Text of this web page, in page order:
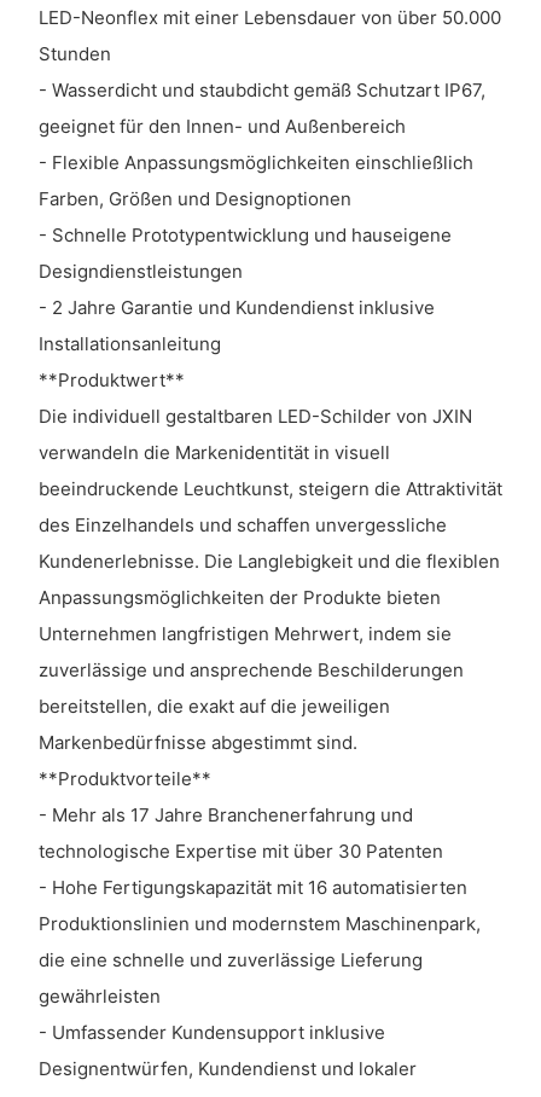
LED-Neonflex mit einer Lebensdauer von über 50.000
Stunden
- Wasserdicht und staubdicht gemäß Schutzart IP67,
geeignet für den Innen- und Außenbereich
- Flexible Anpassungsmöglichkeiten einschließlich
Farben, Größen und Designoptionen
- Schnelle Prototypentwicklung und hauseigene
Designdienstleistungen
- 2 Jahre Garantie und Kundendienst inklusive
Installationsanleitung
**Produktwert**
Die individuell gestaltbaren LED-Schilder von JXIN
verwandeln die Markenidentität in visuell
beeindruckende Leuchtkunst, steigern die Attraktivität
des Einzelhandels und schaffen unvergessliche
Kundenerlebnisse. Die Langlebigkeit und die flexiblen
Anpassungsmöglichkeiten der Produkte bieten
Unternehmen langfristigen Mehrwert, indem sie
zuverlässige und ansprechende Beschilderungen
bereitstellen, die exakt auf die jeweiligen
Markenbedürfnisse abgestimmt sind.
**Produktvorteile**
- Mehr als 17 Jahre Branchenerfahrung und
technologische Expertise mit über 30 Patenten
- Hohe Fertigungskapazität mit 16 automatisierten
Produktionslinien und modernstem Maschinenpark,
die eine schnelle und zuverlässige Lieferung
gewährleisten
- Umfassender Kundensupport inklusive
Designentwürfen, Kundendienst und lokaler